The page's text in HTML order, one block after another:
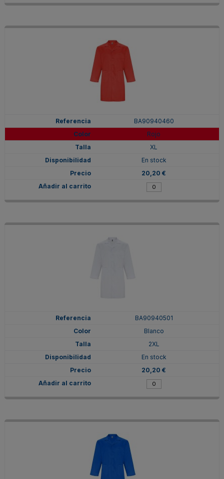
BA90940460
Rojo
XL
En stock
20,20 €
BA90940501
Blanco
2XL
En stock
20,20 €